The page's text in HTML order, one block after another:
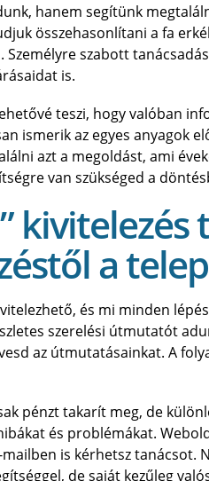
hanem segítünk
összehasonlítani a fa
szabott
is.
teszi, hogy valóban
ismerik az egyes anyagok
azt a megoldást, ami
van szükséged a
a
és mi minden
szerelési útmutatót
az útmutatásainkat. A
pénzt takarít meg, de
és problémákat.
is kérhetsz tanácsot.
de saját kezűleg